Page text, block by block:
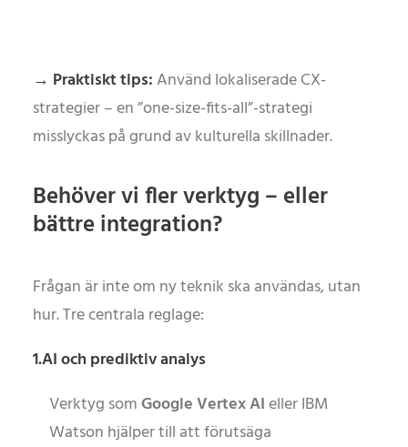
→ Praktiskt tips:Använd lokaliserade CX-
strategier – en ”one-size-fits-all”-strategi
misslyckas på grund av kulturella skillnader.
Behöver vi fler verktyg – eller
bättre integration?
Frågan är inte om ny teknik ska användas, utan
hur. Tre centrala reglage:
1.AI och prediktiv analys
Verktyg somGoogle Vertex AIeller IBM
Watson hjälper till att förutsäga